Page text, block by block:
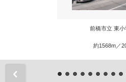
前橋市立 東小
約1568m／